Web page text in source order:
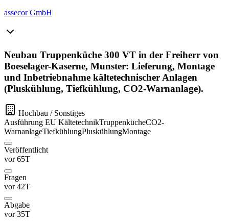
assecor GmbH
Neubau Truppenküche 300 VT in der Freiherr von
Boeselager-Kaserne, Munster: Lieferung, Montage
und Inbetriebnahme kältetechnischer Anlagen
(Pluskühlung, Tiefkühlung, CO2-Warnanlage).
Hochbau / Sonstiges
Ausführung EU KältetechnikTruppenkücheCO2-
WarnanlageTiefkühlungPluskühlungMontage
Veröffentlicht
vor 65T
Fragen
vor 42T
Abgabe
vor 35T